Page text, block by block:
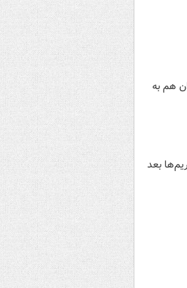
هم به
تحریم‌ها بعد